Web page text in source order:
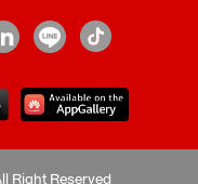
Right Reserved